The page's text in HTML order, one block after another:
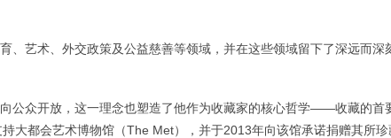
、艺术、外交政策及公益慈善等领域，并在这些领域留下了深远而深
公众开放，这一理念也塑造了他作为收藏家的核心哲学——收藏的首
持大都会艺术博物馆（The Met），并于2013年向该馆承诺捐赠其所珍